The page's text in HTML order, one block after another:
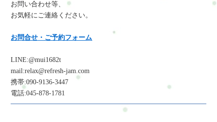
お問い合わせ等、
お気軽にご連絡ください。
お問合せ・ご予約フォーム
LINE:@mui1682t
mail:relax@refresh-jam.com
携帯:090-9136-3447
電話:045-878-1781